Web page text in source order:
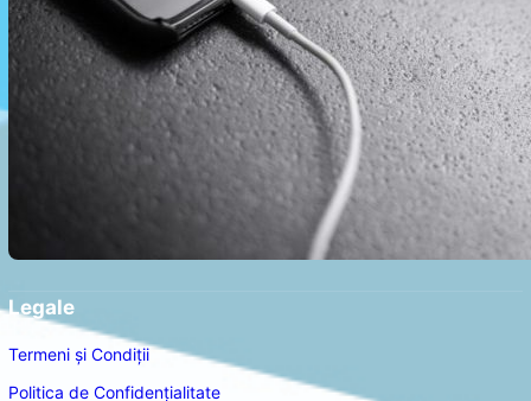
Legale
Termeni și Condiții
Politica de Confidențialitate